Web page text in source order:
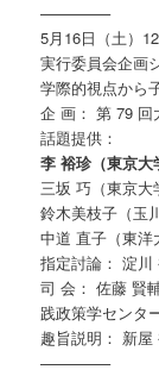
————–
5月16日（土）
実行委員会企画
学際的視点から
企 画： 第 79 回
話題提供：
李 裕珍（東京大
三坂 巧（東京大
鈴木美枝子（玉
中道 直子（東洋
指定討論： 淀川
司 会： 佐藤 賢
践政策学センタ
趣旨説明： 新屋
————–